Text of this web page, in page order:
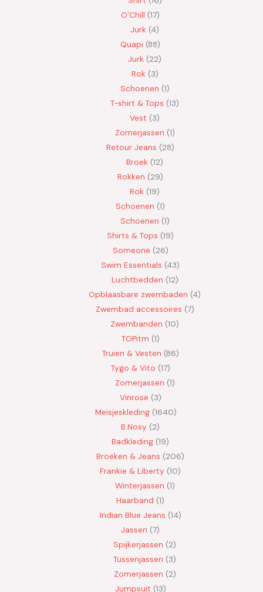
O'Chill 17
Jurk 4
Quapi 88
Jurk
22
Rok 3
Schoenen 1
T-shirt & Tops 13
Vest
3
Zomerjassen 1
Retour Jeans
28
Broek 12
Rokken
29
Rok 19
Schoenen 1
Schoenen 1
Shirts & Tops 19
Someone 26
Swim Essentials 43
Luchtbedden 12
Opblaasbare zwembaden 4
Zwembad accessoires 7
Zwembanden 10
TOPitm 1
Truien & Vesten 86
Tygo & Vito 17
Zomerjassen 1
Vinrose 3
Meisjeskleding 1640
B.Nosy
2
Badkleding 19
Broeken & Jeans
206
Frankie & Liberty 10
Winterjassen 1
Haarband 1
Indian Blue Jeans 14
Jassen 7
Spijkerjassen
2
Tussenjassen
3
Zomerjassen 2
Jumpsuit 13